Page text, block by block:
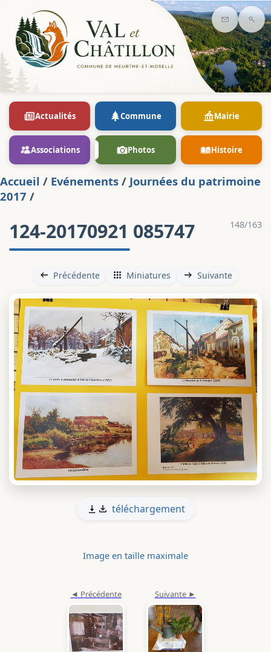
Contact
Actualités Commune Mairie
Associations Photos Histoire
Accueil / Evénements / Journées du patrimoine
2017 /
148/163
124-20170921 085747
Précédente Miniatures Suivante
téléchargement
Image en taille maximale